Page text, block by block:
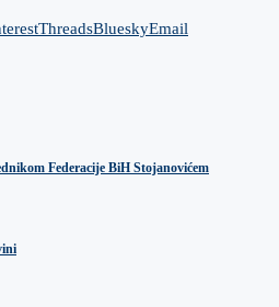
ThreadsBlueskyEmail
Federacije BiH Stojanovićem